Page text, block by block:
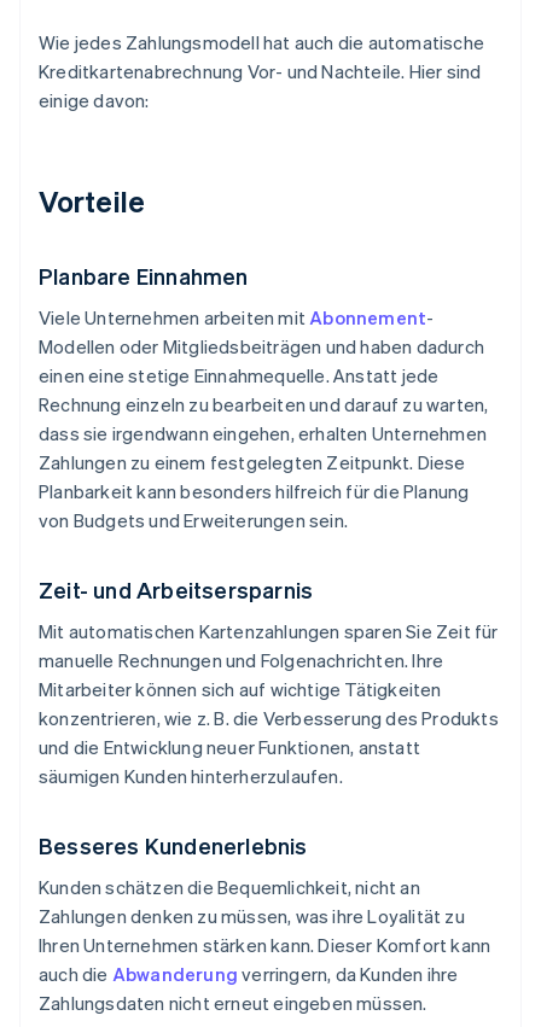
Wie jedes Zahlungsmodell hat auch die automatische
Kreditkartenabrechnung Vor- und Nachteile. Hier sind
einige davon:
Vorteile
Planbare Einnahmen
Viele Unternehmen arbeiten mitAbonnement-
Modellen oder Mitgliedsbeiträgen und haben dadurch
einen eine stetige Einnahmequelle. Anstatt jede
Rechnung einzeln zu bearbeiten und darauf zu warten,
dass sie irgendwann eingehen, erhalten Unternehmen
Zahlungen zu einem festgelegten Zeitpunkt. Diese
Planbarkeit kann besonders hilfreich für die Planung
von Budgets und Erweiterungen sein.
Zeit- und Arbeitsersparnis
Mit automatischen Kartenzahlungen sparen Sie Zeit für
manuelle Rechnungen und Folgenachrichten. Ihre
Mitarbeiter können sich auf wichtige Tätigkeiten
konzentrieren, wie z. B. die Verbesserung des Produkts
und die Entwicklung neuer Funktionen, anstatt
säumigen Kunden hinterherzulaufen.
Besseres Kundenerlebnis
Kunden schätzen die Bequemlichkeit, nicht an
Zahlungen denken zu müssen, was ihre Loyalität zu
Ihren Unternehmen stärken kann. Dieser Komfort kann
auch die Abwanderung verringern, da Kunden ihre
Zahlungsdaten nicht erneut eingeben müssen.